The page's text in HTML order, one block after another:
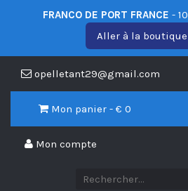
opelletant29@gmail.com
Mon panier - € 0
Mon compte
FRANCO DE PORT FRANCE -
Aller à la boutique